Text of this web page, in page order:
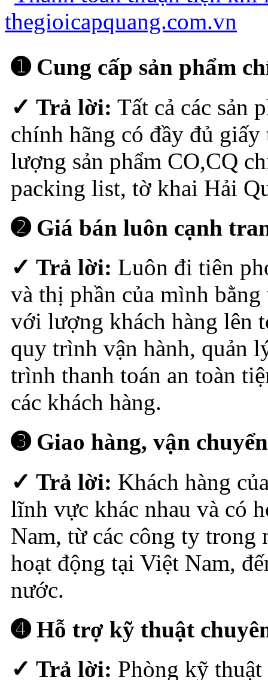
➊ Cung cấp sản phẩm
✓ Trả lời: Tất cả các sản
chính hãng có đầy đủ
lượng sản phẩm CO,CQ
packing list, tờ khai Hải
➋ Giá bán luôn cạnh
✓ Trả lời: Luôn đi tiên
và thị phần của mình
với lượng khách hàng lên
quy trình vận hành, quản
trình thanh toán an toàn
các khách hàng.
➌ Giao hàng, vận
✓ Trả lời: Khách hàng
lĩnh vực khác nhau và có
Nam, từ các công ty trong
hoạt động tại Việt Nam,
nước.
➍ Hỗ trợ kỹ thuật
✓ Trả lời: Phòng kỹ